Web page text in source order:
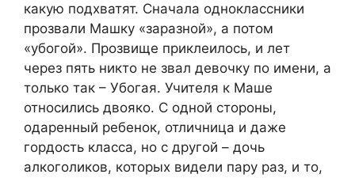
какую подхватят. Сначала одноклассники
прозвали Машку «заразной», а потом
«убогой». Прозвище приклеилось, и лет
через пять никто не звал девочку по имени, а
только так – Убогая. Учителя к Маше
относились двояко. С одной стороны,
одаренный ребенок, отличница и даже
гордость класса, но с другой – дочь
алкоголиков, которых видели пару раз, и то,